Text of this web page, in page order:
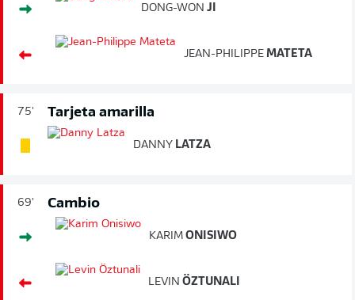
DONG-WON JI
JEAN-PHILIPPE MATETA
75' Tarjeta amarilla
DANNY LATZA
69' Cambio
KARIM ONISIWO
LEVIN ÖZTUNALI